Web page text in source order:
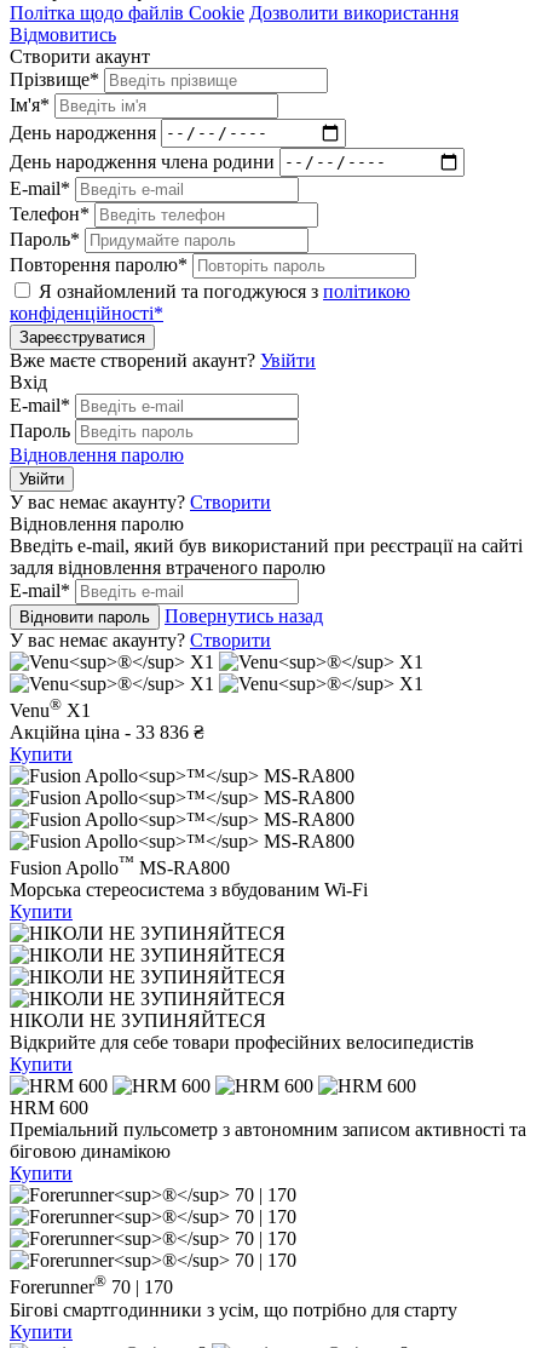
Політка щодо файлів Cookie Дозволити використання
Відмовитись
Створити акаунт
Прізвище*
Ім'я*
День народження
День народження члена родини
E-mail*
Телефон*
Пароль*
Повторення паролю*
Я ознайомлений та погоджуюся з політикою
конфіденційності*
Зареєструватися
Вже маєте створений акаунт? Увійти
Вхід
E-mail*
Пароль
Відновлення паролю
Увійти
У вас немає акаунту? Створити
Відновлення паролю
Введіть e-mail, який був використаний при реєстрації на сайті
задля відновлення втраченого паролю
E-mail*
Відновити пароль
Повернутись назад
У вас немає акаунту? Створити
Venu® X1
Акційна ціна - 33 836 ₴
Купити
Fusion Apollo™ MS-RA800
Морська стереосистема з вбудованим Wi-Fi
Купити
НІКОЛИ НЕ ЗУПИНЯЙТЕСЯ
Відкрийте для себе товари професійних велосипедистів
Купити
HRM 600
Преміальний пульсометр з автономним записом активності та
біговою динамікою
Купити
Forerunner® 70 | 170
Бігові смартгодинники з усім, що потрібно для старту
Купити